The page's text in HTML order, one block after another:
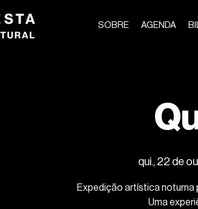
SOBRE AGENDA
qui., 22 de
Expedição artística noturna
Uma